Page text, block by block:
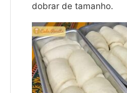
dobrar de tamanho.